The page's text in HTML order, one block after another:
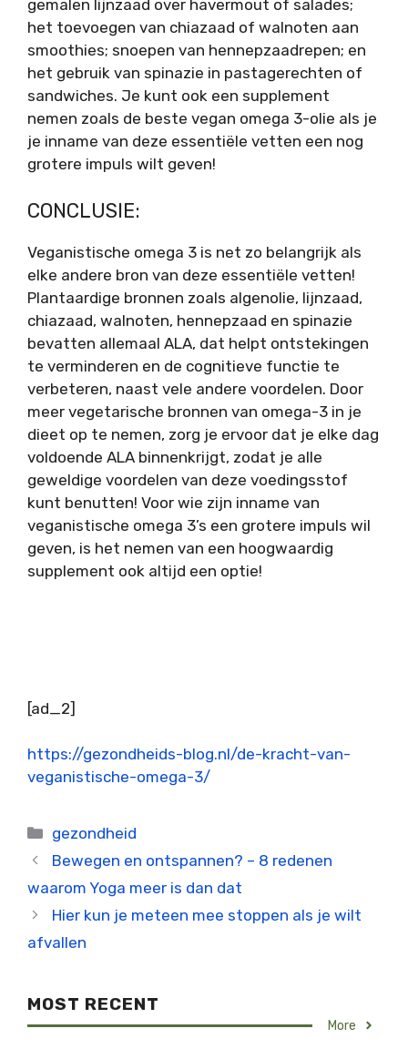
gemalen lijnzaad over havermout of salades;
het toevoegen van chiazaad of walnoten aan
smoothies; snoepen van hennepzaadrepen; en
het gebruik van spinazie in pastagerechten of
sandwiches. Je kunt ook een supplement
nemen zoals de beste vegan omega 3-olie als je
je inname van deze essentiële vetten een nog
grotere impuls wilt geven!
CONCLUSIE:
Veganistische omega 3 is net zo belangrijk als
elke andere bron van deze essentiële vetten!
Plantaardige bronnen zoals algenolie, lijnzaad,
chiazaad, walnoten, hennepzaad en spinazie
bevatten allemaal ALA, dat helpt ontstekingen
te verminderen en de cognitieve functie te
verbeteren, naast vele andere voordelen. Door
meer vegetarische bronnen van omega-3 in je
dieet op te nemen, zorg je ervoor dat je elke dag
voldoende ALA binnenkrijgt, zodat je alle
geweldige voordelen van deze voedingsstof
kunt benutten! Voor wie zijn inname van
veganistische omega 3’s een grotere impuls wil
geven, is het nemen van een hoogwaardig
supplement ook altijd een optie!
BERICHTNAVIGATIE
[ad_2]
https://gezondheids-blog.nl/de-kracht-van-
veganistische-omega-3/
Categorieën
gezondheid
Bewegen en ontspannen? – 8 redenen
waarom Yoga meer is dan dat
Hier kun je meteen mee stoppen als je wilt
afvallen
MOST RECENT
More